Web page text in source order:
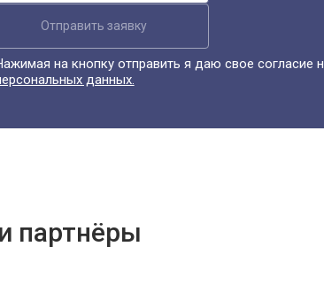
Отправить заявку
на кнопку отправить я даю свое согласие
данных.
партнёры